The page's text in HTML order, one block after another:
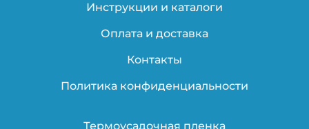
Инструкции и каталоги
Оплата и доставка
Контакты
Политика конфиденциальности
Термоусадочная пленка